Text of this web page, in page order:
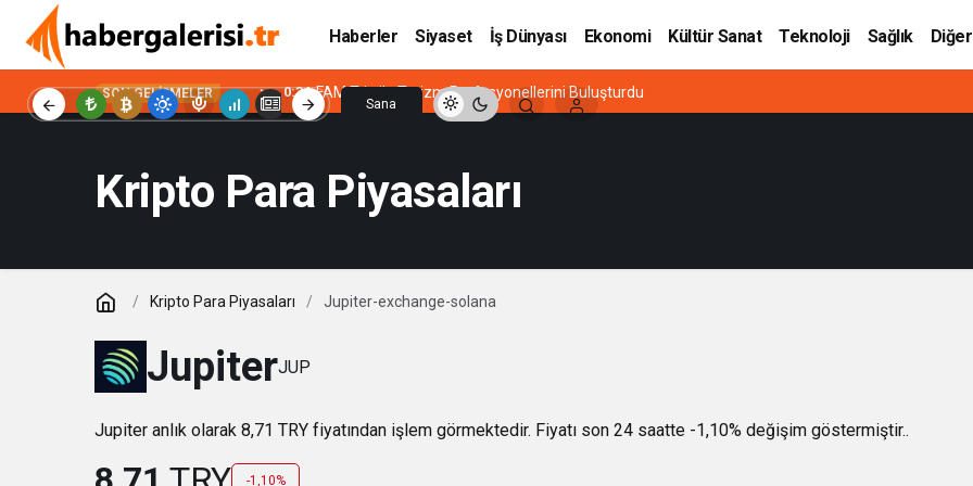
Haberler Siyaset İş Dünyası Ekonomi Kültür Sanat Teknoloji Sağlık Diğer
Sana
SON GELIŞMELER 0:34 FAM Trip ile Turizm Profesyonellerini Buluşturdu
Kripto Para Piyasaları
Kripto Para Piyasaları Jupiter-exchange-solana
JupiterJUP
Jupiter anlık olarak 8,71 TRY fiyatından işlem görmektedir. Fiyatı son 24 saatte -1,10% değişim göstermiştir..
-1,10%